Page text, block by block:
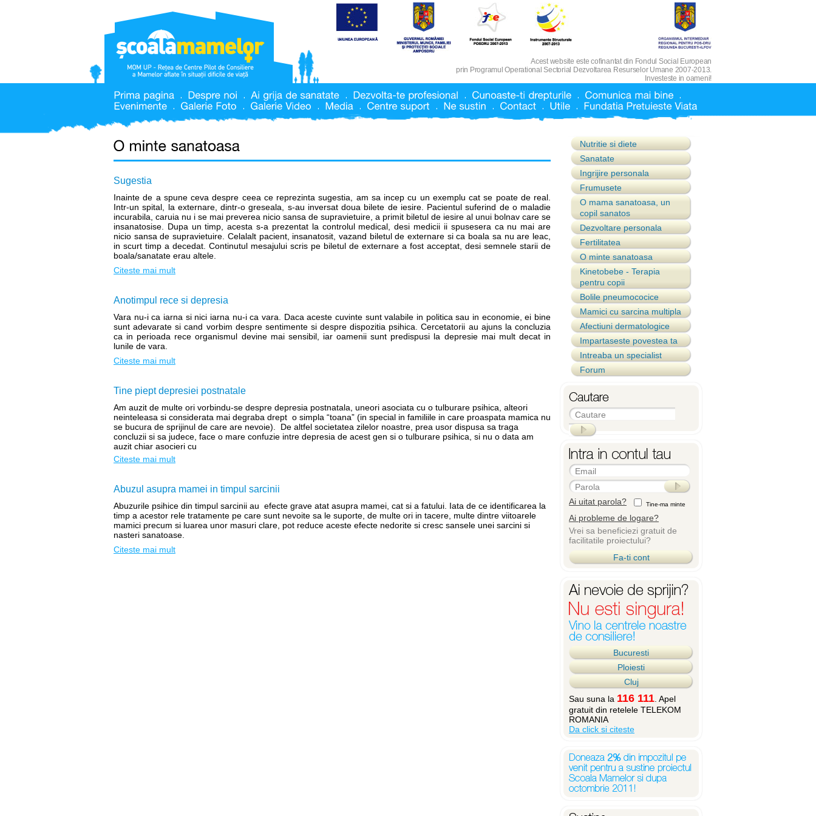
Acest website este cofinantat din Fondul Social European
prin Programul Operational Sectorial Dezvoltarea Resurselor Umane 2007-2013.
Investeste in oameni!
Sugestia
Inainte de a spune ceva despre ceea ce reprezinta sugestia, am sa incep cu un exemplu cat se poate de real.
Intr-un spital, la externare, dintr-o greseala, s-au inversat doua bilete de iesire. Pacientul suferind de o maladie
incurabila, caruia nu i se mai preverea nicio sansa de supravietuire, a primit biletul de iesire al unui bolnav care se
insanatosise. Dupa un timp, acesta s-a prezentat la controlul medical, desi medicii ii spusesera ca nu mai are
nicio sansa de supravietuire. Celalalt pacient, insanatosit, vazand biletul de externare si ca boala sa nu are leac,
in scurt timp a decedat. Continutul mesajului scris pe biletul de externare a fost acceptat, desi semnele starii de
boala/sanatate erau altele.
Citeste mai mult
Anotimpul rece si depresia
Vara nu-i ca iarna si nici iarna nu-i ca vara. Daca aceste cuvinte sunt valabile in politica sau in economie, ei bine
sunt adevarate si cand vorbim despre sentimente si despre dispozitia psihica. Cercetatorii au ajuns la concluzia
ca in perioada rece organismul devine mai sensibil, iar oamenii sunt predispusi la depresie mai mult decat in
lunile de vara.
Citeste mai mult
Tine piept depresiei postnatale
Am auzit de multe ori vorbindu-se despre depresia postnatala, uneori asociata cu o tulburare psihica, alteori
neinteleasa si considerata mai degraba drept o simpla “toana” (in special in familiile in care proaspata mamica nu
se bucura de sprijinul de care are nevoie). De altfel societatea zilelor noastre, prea usor dispusa sa traga
concluzii si sa judece, face o mare confuzie intre depresia de acest gen si o tulburare psihica, si nu o data am
auzit chiar asocieri cu
Citeste mai mult
Abuzul asupra mamei in timpul sarcinii
Abuzurile psihice din timpul sarcinii au efecte grave atat asupra mamei, cat si a fatului. Iata de ce identificarea la
timp a acestor rele tratamente pe care sunt nevoite sa le suporte, de multe ori in tacere, multe dintre viitoarele
mamici precum si luarea unor masuri clare, pot reduce aceste efecte nedorite si cresc sansele unei sarcini si
nasteri sanatoase.
Citeste mai mult
Nutritie si diete
Sanatate
Ingrijire personala
Frumusete
O mama sanatoasa, un
copil sanatos
Dezvoltare personala
Fertilitatea
O minte sanatoasa
Kinetobebe - Terapia
pentru copii
Bolile pneumococice
Mamici cu sarcina multipla
Afectiuni dermatologice
Impartaseste povestea ta
Intreaba un specialist
Forum
Cautare
Email
Parola
Tine-ma minte
Ai uitat parola?
Ai probleme de logare?
Vrei sa beneficiezi gratuit de
facilitatile proiectului?
Fa-ti cont
Bucuresti
Ploiesti
Cluj
Sau suna la 116 111 . Apel
gratuit din retelele TELEKOM
ROMANIA
Da click si citeste